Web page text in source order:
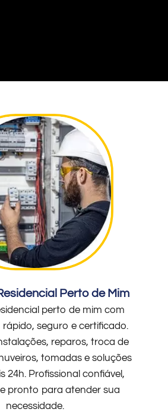
Perto de Mim
perto de mim com
seguro e certificado.
reparos, troca de
tomadas e soluções
24h. Profissional confiável,
pronto para atender sua
necessidade.